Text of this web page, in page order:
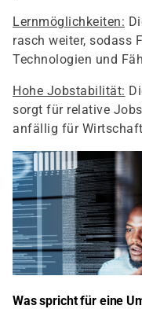
Lernmöglichkeiten:
rasch weiter, sodass
Technologien und
Hohe Jobstabilität:
sorgt für relative
anfällig für
Was spricht für eine